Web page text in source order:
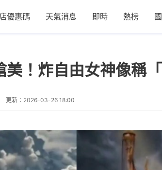
優惠碼 天氣消息 即時 熱榜
美！炸自由女神像稱
更新： 2026-03-26 18:00